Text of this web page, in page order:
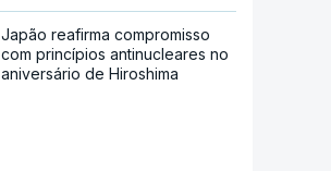
Japão reafirma compromisso
com princípios antinucleares no
aniversário de Hiroshima